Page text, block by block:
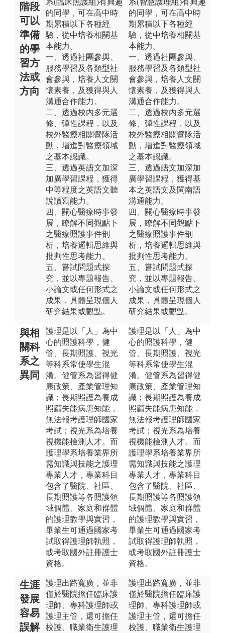
階段
可以
準備
的學
習方
法或
方向
的同學，可在高中時
期累積以下各種經
驗，從中培養相關基
本能力。
一、透過社團參與、
服務學習及各類型社
會參與，培養人文關
懷素養，及獲得與人
溝通合作能力。
二、透過校內多元選
修、彈性課程，以及
校外醫療相關營隊活
動，增進對醫療領域
之基本認識。
三、透過英語文加深
加廣學習課程，獲得
中等程度之英語文聽
說讀寫能力。
四、關心醫療時事發
展，瞭解不同觀點下
之醫療照護事件剖
析，培養邏輯思維與
批判性思考能力。
五、嘗試問題式探
究，並以專題報告、
小論文或任何形式之
成果，具體呈現個人
研究結果或觀點。
的同學，可在高中時
期累積以下各種經
驗，從中培養相關基
本能力。
一、透過社團參與、
服務學習及各類型社
會參與，培養人文關
懷素養，及獲得與人
溝通合作能力。
二、透過校內多元選
修、彈性課程，以及
校外醫療相關營隊活
動，增進對醫療領域
之基本認識。
三、透過語文加深加
廣學習課程，獲得基
本之英語文及閩南語
溝通能力。
四、關心醫療時事發
展，瞭解不同觀點下
之醫療照護事件剖
析，培養邏輯思維與
批判性思考能力。
五、嘗試問題式探
究，並以專題報告、
小論文或任何形式之
成果，具體呈現個人
研究結果或觀點。
與相
關科
系之
異同
護理是以「人」為中
心的照護科學，健
管、長期照護、視光
等科系常使學生混
淆。健管系為習得健
康政策、產業管理知
識；長期照護為養成
照顧失能病患知能，
無法報考護理師國家
考試；視光系為培養
視機能檢測人才。而
護理學系培養業界所
需知識與技能之護理
專業人才，專業科目
包含了醫院、社區、
長期照護等各照護領
域個體、家庭和群體
的護理教學與實習，
畢業生可通過國家考
試取得護理師執照，
或考取國外註冊護士
資格。
護理是以「人」為中
心的照護科學，健
管、長期照護、視光
等科系常使學生混
淆。健管系為習得健
康政策、產業管理知
識；長期照護為養成
照顧失能病患知能，
無法報考護理師國家
考試；視光系為培養
視機能檢測人才。而
護理學系培養業界所
需知識與技能之護理
專業人才，專業科目
包含了醫院、社區、
長期照護等各照護領
域個體、家庭和群體
的護理教學與實習，
畢業生可通過國家考
試取得護理師執照，
或考取國外註冊護士
資格。
生涯
發展
容易
誤解
護理出路寬廣，並非
僅於醫院擔任臨床護
理師、專科護理師或
護理主管，還可擔任
校護、職業衛生護理
護理出路寬廣，並非
僅於醫院擔任臨床護
理師、專科護理師或
護理主管，還可擔任
校護、職業衛生護理